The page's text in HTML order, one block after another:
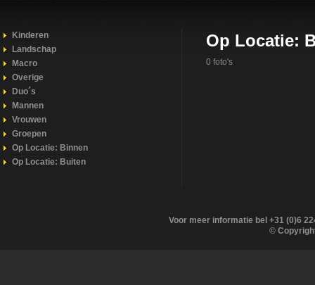
Kinderen
Landschap
Macro
Overige
Duo´s
Mannen
Vrouwen
Groepen
Op Locatie: Binnen
Op Locatie: Buiten
Op Locatie:
0 foto's
Voor meer informatie bel +31 (0)6
©